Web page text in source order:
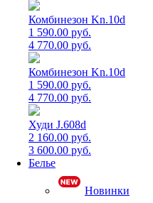
Комбинезон Kn.10d
1 590.00 руб.
4 770.00 руб.
Комбинезон Kn.10d
1 590.00 руб.
4 770.00 руб.
Худи J.608d
2 160.00 руб.
3 600.00 руб.
Белье
Новинки